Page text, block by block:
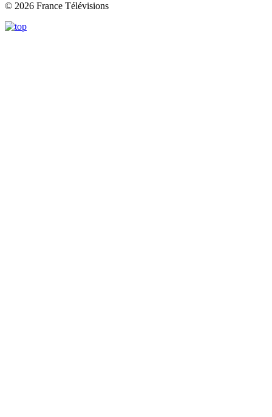
© 2026 France Télévisions